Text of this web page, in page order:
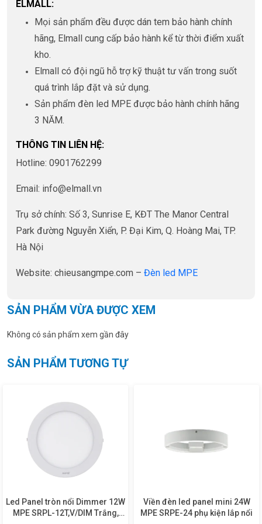
ELMALL:
Mọi sản phẩm đều được dán tem bảo hành chính
hãng, Elmall cung cấp bảo hành kể từ thời điểm xuất
kho.
Elmall có đội ngũ hỗ trợ kỹ thuật tư vấn trong suốt
quá trình lắp đặt và sử dụng.
Sản phẩm đèn led MPE được bảo hành chính hãng
3 NĂM.
THÔNG TIN LIÊN HỆ:
Hotline: 0901762299
Email: info@elmall.vn
Trụ sở chính: Số 3, Sunrise E, KĐT The Manor Central
Park đường Nguyễn Xiển, P. Đại Kim, Q. Hoàng Mai, TP.
Hà Nội
Website: chieusangmpe.com – Đèn led MPE
SẢN PHẨM VỪA ĐƯỢC XEM
Không có sản phẩm xem gần đây
SẢN PHẨM TƯƠNG TỰ
Led Panel tròn nổi Dimmer 12W
MPE SRPL-12T,V/DIM Trắng,
Viền đèn led panel mini 24W
MPE SRPE-24 phụ kiện lắp nổi